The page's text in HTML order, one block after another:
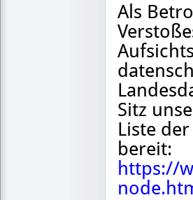
Als
Sitz
Liste
bereit:
https://